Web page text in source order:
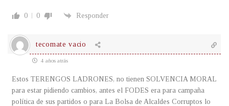
0 0 Responder
tecomate vacio
4 años atrás
Estos TERENGOS LADRONES, no tienen SOLVENCIA MORAL
para estar pidiendo cambios, antes el FODES era para campaña
política de sus partidos o para La Bolsa de Alcaldes Corruptos lo